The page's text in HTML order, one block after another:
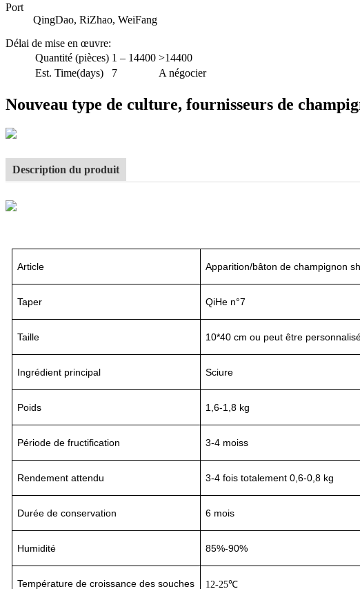
Port
QingDao, RiZhao, WeiFang
Délai de mise en œuvre:
Quantité (pièces) 1 – 14400 >14400
Est. Time(days)
7 A négocier
Nouveau type de culture, fournisseurs de
Description du produit
Article Apparition/bâton de champignon
Taper QiHe n°7
Taille 10*40 cm ou peut être
Ingrédient principal Sciure
Poids 1,6-1,8 kg
Période de fructification 3-4 moiss
Rendement attendu 3-4 fois totalement 0,6-0,8 kg
Durée de conservation 6 mois
Humidité 85%-90%
Température de croissance des souches 12-25℃